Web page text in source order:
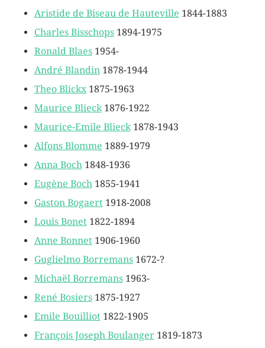
Aristide de Biseau de Hauteville 1844-1883
Charles Bisschops1894-1975
Ronald Blaes1954-
André Blandin1878-1944
Theo Blickx1875-1963
Maurice Blieck1876-1922
Maurice-Emile Blieck1878-1943
Alfons Blomme 1889-1979
Anna Boch1848-1936
Eugène Boch1855-1941
Gaston Bogaert1918-2008
Louis Bonet1822-1894
Anne Bonnet1906-1960
Guglielmo Borremans1672-?
Michaël Borremans1963-
René Bosiers1875-1927
Emile Bouilliot1822-1905
François Joseph Boulanger1819-1873